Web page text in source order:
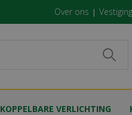
Over ons
KOPPELBARE VERLICHTING